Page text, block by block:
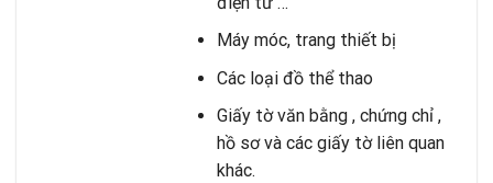
Máy móc, trang thiết bị
Các loại đồ thể thao
Giấy tờ văn bằng , chứng chỉ ,
hồ sơ và các giấy tờ liên quan
khác.